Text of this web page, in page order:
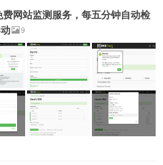
网站监测服务，每五分钟自动检
9